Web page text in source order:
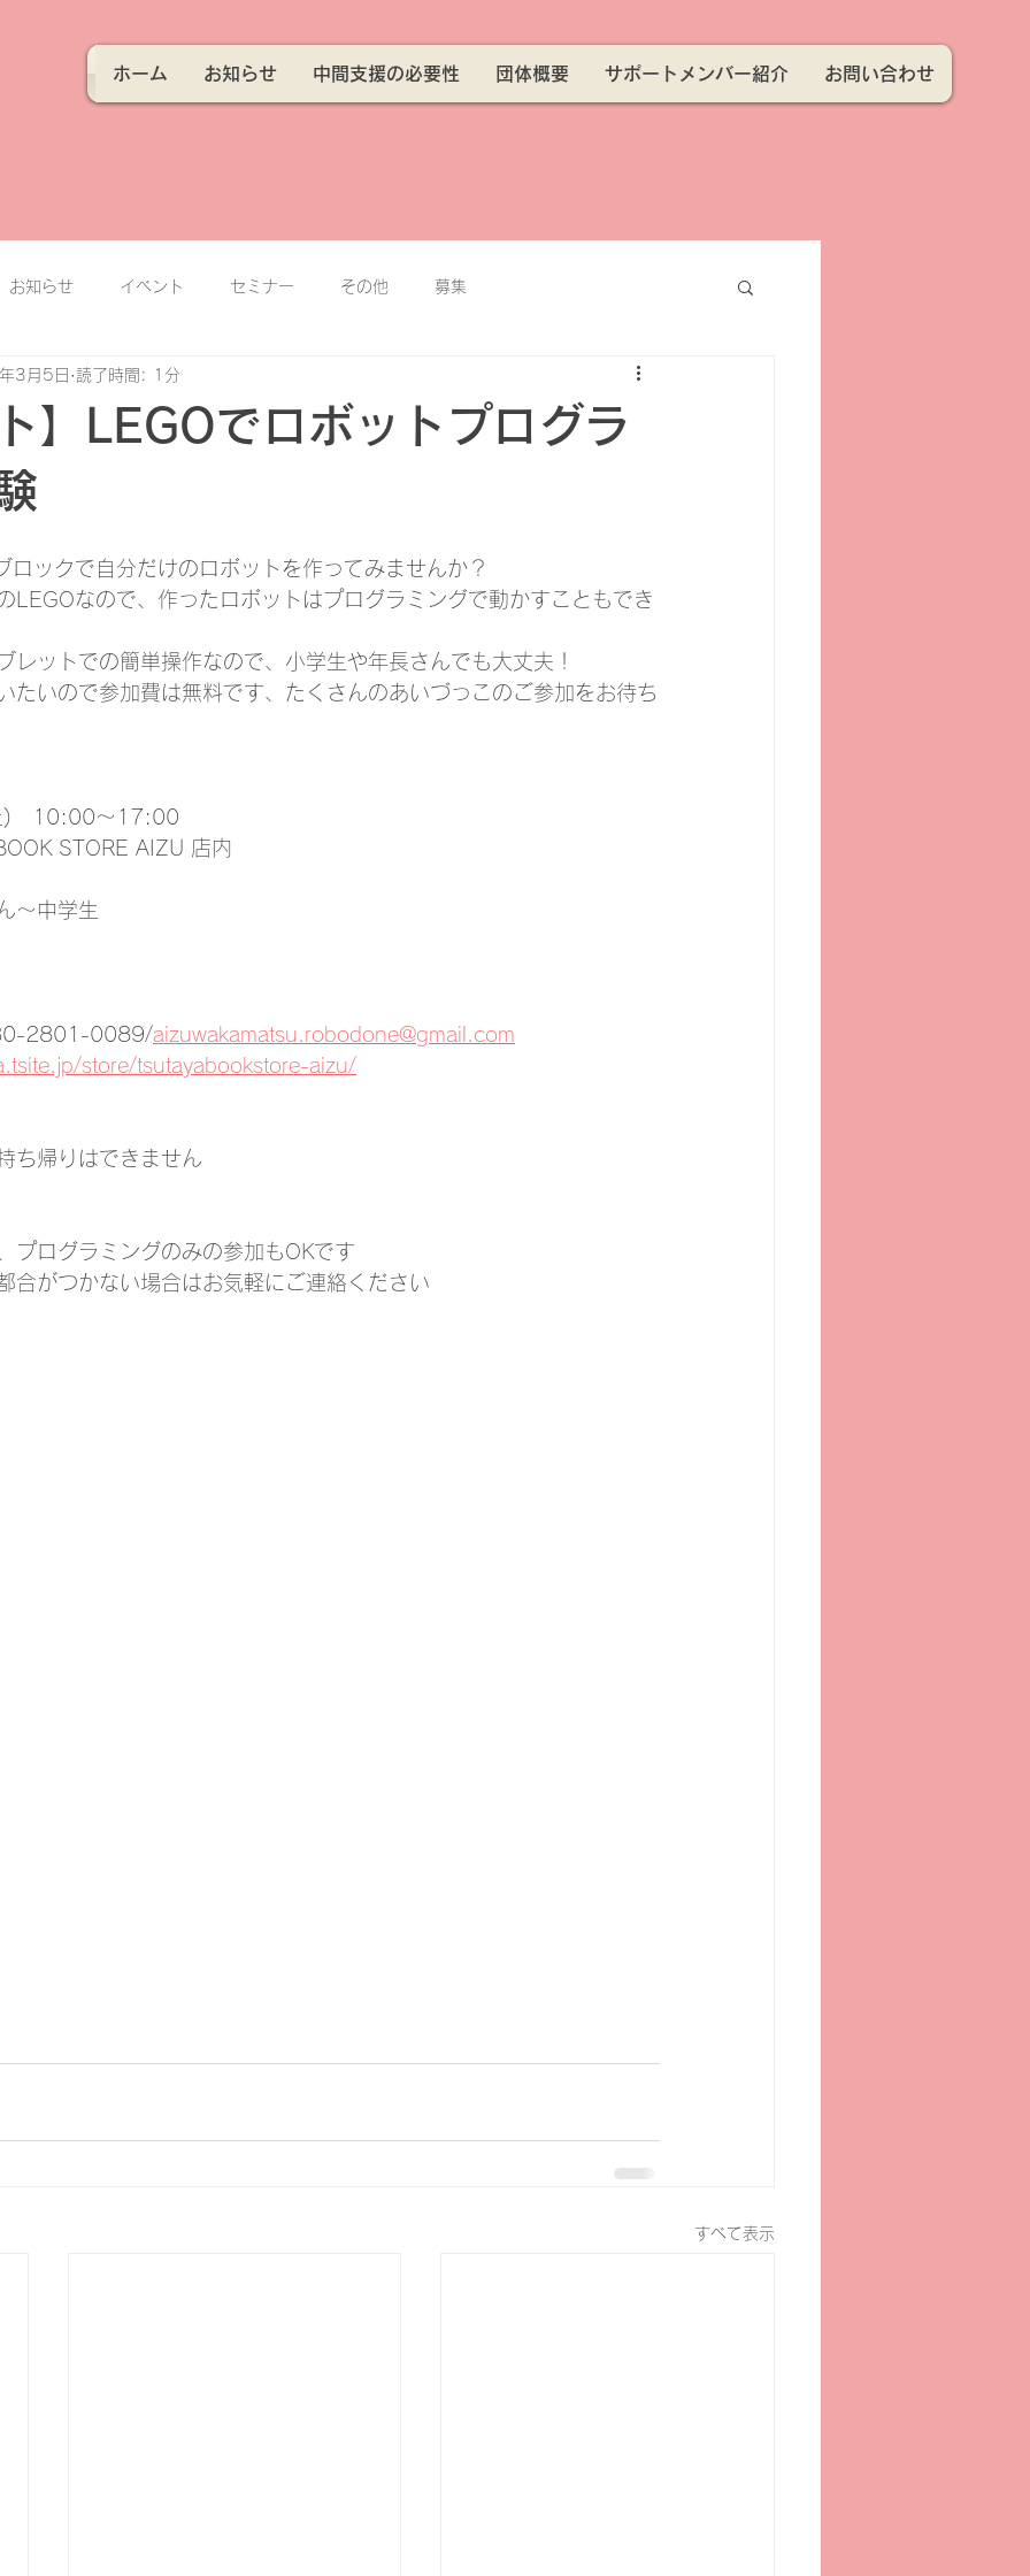
ホーム お知らせ 中間支援の必要性 団体概要 サポートメンバー紹介 お問い合わせ
お知らせ イベント セミナー その他 募集
】LEGOでロボットプログラ
3月5日 読了時間: 1分
ロックで自分だけのロボットを作ってみませんか？
LEGOなので、作ったロボットはプログラミングで動かすこともでき
レットでの簡単操作なので、小学生や年長さんでも大丈夫！
たいので参加費は無料です、たくさんのあいづっこのご参加をお待ち
)　10:00～17:00
STORE AIZU 店内
～中学生
2801-0089/aizuwakamatsu.robodone@gmail.com
store/tsutayabookstore-aizu/
ち帰りはできません
プログラミングのみの参加もOKです
合がつかない場合はお気軽にご連絡ください
すべて表示